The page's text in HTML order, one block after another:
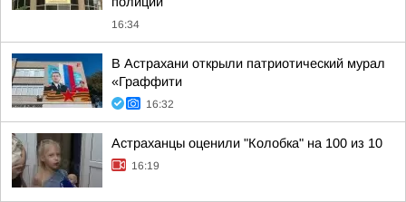
16:34
В Астрахани открыли патриотический мурал
«Граффити
16:32
Астраханцы оценили "Колобка" на 100 из 10
16:19